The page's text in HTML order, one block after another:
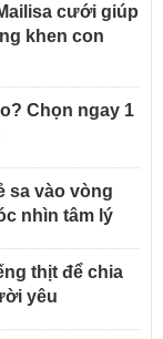
cưới giúp
khen con
Chọn ngay 1
sa vào vòng
nhìn tâm lý
thịt để chia
yêu